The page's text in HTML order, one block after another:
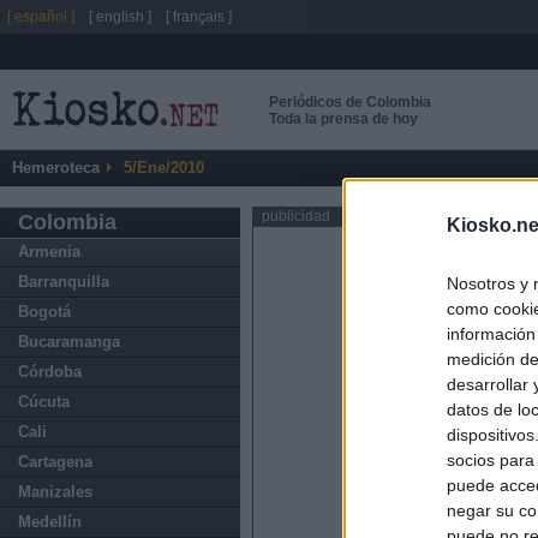
Nosotros y
como
medición
desarrollar
datos de
socios
puede
negar su
Periódicos de Colombia
Toda la prensa de hoy
Hemeroteca 5/Ene/2010
Colombia
Armenia
Barranquilla
Bogotá
Bucaramanga
Córdoba
Cúcuta
Cali
Cartagena
Manizales
Medellín
publicidad
[ español ] [ english ] [ français ]